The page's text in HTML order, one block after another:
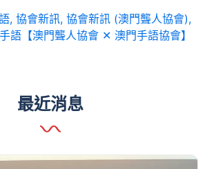
, 協會新訊, 協會新訊 (澳門聾人協會),
語【澳門聾人協會 ✕ 澳門手語協會】
最近消息